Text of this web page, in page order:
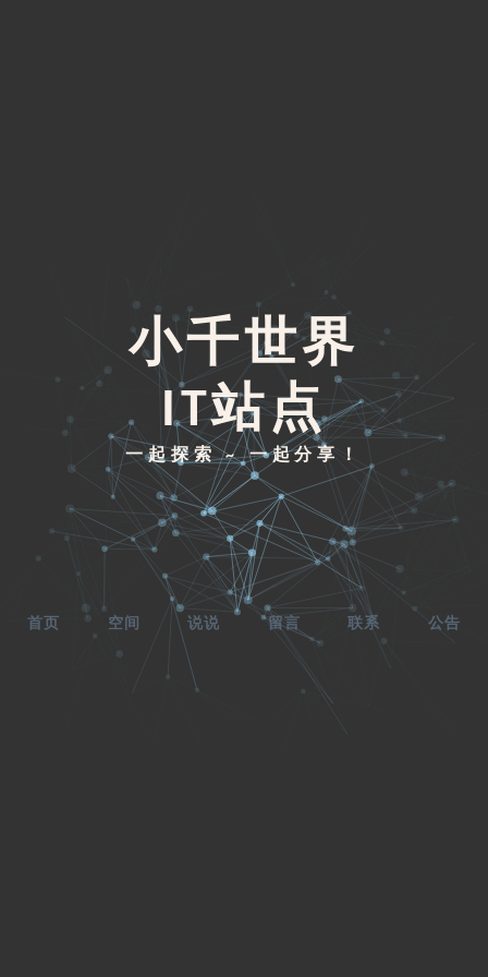
小千世界
IT站点
一起探索 ~ 一起分享！
首页 空间 说说 留言 联系 公告